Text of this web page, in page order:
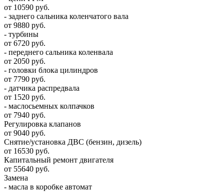
от 10590 руб.
- заднего сальника коленчатого вала
от 9880 руб.
- турбины
от 6720 руб.
- переднего сальника коленвала
от 2050 руб.
- головки блока цилиндров
от 7790 руб.
- датчика распредвала
от 1520 руб.
- маслосьемных колпачков
от 7940 руб.
Регулировка клапанов
от 9040 руб.
Снятие/установка ДВС (бензин, дизель)
от 16530 руб.
Капитальный ремонт двигателя
от 55640 руб.
Замена
- масла в коробке автомат